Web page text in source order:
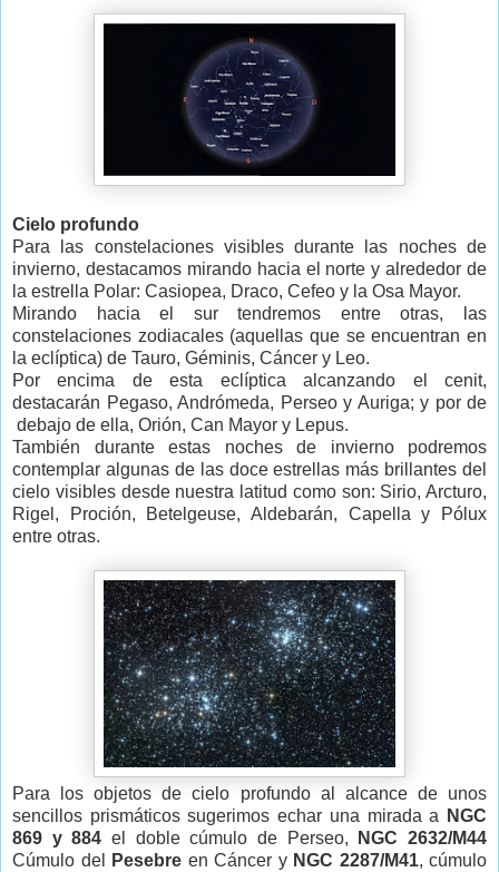
Cielo profundo
Para las constelaciones visibles durante las noches de
invierno, destacamos mirando hacia el norte y alrededor de
la estrella Polar: Casiopea, Draco, Cefeo y la Osa Mayor.
Mirando hacia el sur tendremos entre otras, las
constelaciones zodiacales (aquellas que se encuentran en
la eclíptica) de Tauro, Géminis, Cáncer y Leo.
Por encima de esta eclíptica alcanzando el cenit,
destacarán Pegaso, Andrómeda, Perseo y Auriga; y por de
debajo de ella, Orión, Can Mayor y Lepus.
También durante estas noches de invierno podremos
contemplar algunas de las doce estrellas más brillantes del
cielo visibles desde nuestra latitud como son: Sirio, Arcturo,
Rigel, Proción, Betelgeuse, Aldebarán, Capella y Pólux
entre otras.
Para los objetos de cielo profundo al alcance de unos
sencillos prismáticos sugerimos echar una mirada a
NGC
869 y 884 el doble cúmulo de Perseo,
NGC 2632/M44
Cúmulo del
Pesebre en Cáncer y NGC 2287/M41, cúmulo